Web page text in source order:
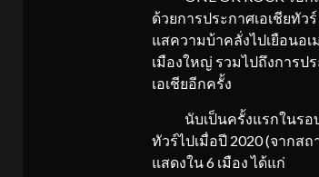
ด้วยการประกาศเอเชียทัว
แสความบ้าคลั่งไปเยือนอ
เมืองใหญ่ รวมไปถึงการป
เอเชียอีกครั้ง
นับเป็นครั้งแรกในรอบ 5
ทัวร์ไปเมื่อปี 2020 (จากส
แสดงใน 6 เมือง ได้แก่